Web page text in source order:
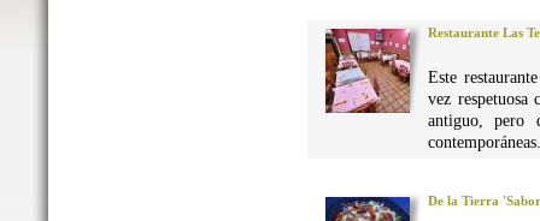
Restaurante Las
Este
vez
antiguo, pero
contemporáneas.
De la Tierra